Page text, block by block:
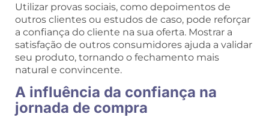
Utilizar provas sociais, como depoimentos de
outros clientes ou estudos de caso, pode reforçar
a confiança do cliente na sua oferta. Mostrar a
satisfação de outros consumidores ajuda a validar
seu produto, tornando o fechamento mais
natural e convincente.
A influência da confiança na
jornada de compra